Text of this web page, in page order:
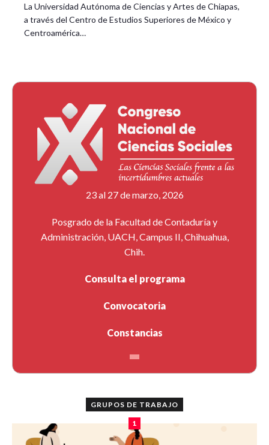
La Universidad Autónoma de Ciencias y Artes de Chiapas,
a través del Centro de Estudios Superiores de México y
Centroamérica…
23 al 27 de marzo, 2026
Posgrado de la Facultad de Contaduría y
Administración, UACH, Campus II, Chihuahua,
Chih.
Consulta el programa
Convocatoria
Constancias
GRUPOS DE TRABAJO
1